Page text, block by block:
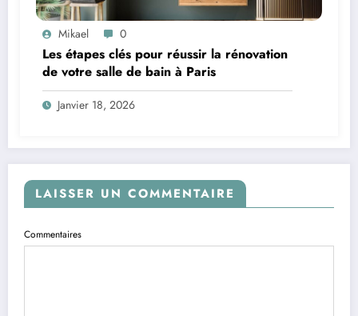
Mikael 0
Les étapes clés pour réussir la rénovation
de votre salle de bain à Paris
Janvier 18, 2026
LAISSER UN COMMENTAIRE
Commentaires